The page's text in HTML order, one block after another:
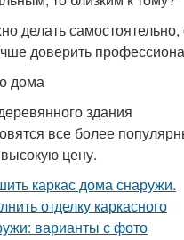
делать
доверить
дома
здания
все более
цену.